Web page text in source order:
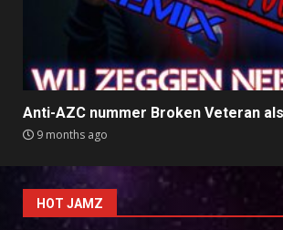
Anti-AZC nummer Broken Veteran
9 months ago
HOT JAMZ